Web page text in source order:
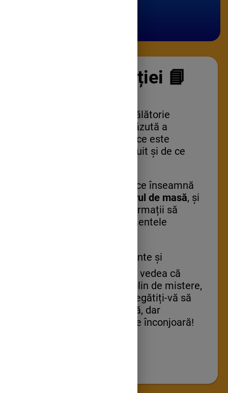
Descrierea lecției 📘
🚀 Astăzi pornim într-o călătorie
fascinantă în lumea nevăzută a
atomilor! Veți descoperi ce este
atomul, din ce este alcătuit și de ce
⚛️ Împreună vom învăța ce înseamnă
numărul de masă, și
cum ne ajută aceste informații să
înțelegem mai bine elementele
🔍 Prin exemple interesante și
activități interactive, veți vedea că
universul atomilor este plin de mistere,
curiozități și surprize. Pregătiți-vă să
explorați o lume invizibilă, dar
esențială pentru tot ce ne înconjoară!